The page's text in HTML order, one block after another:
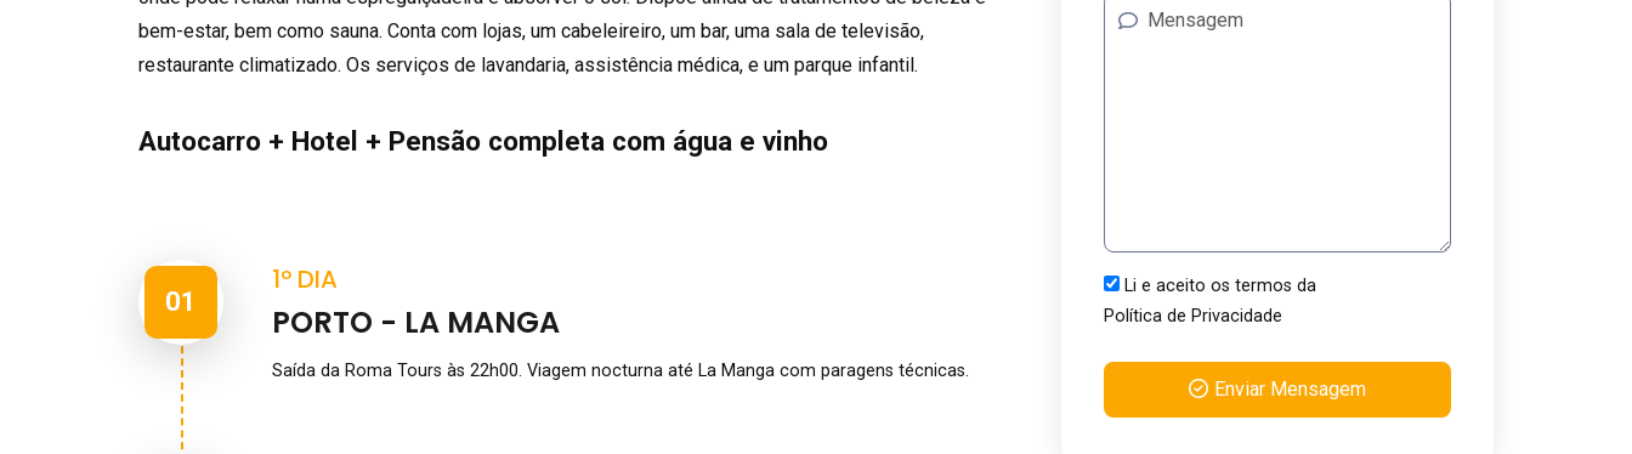
bem-estar, bem como sauna. Conta com lojas, um cabeleireiro, um bar, uma sala de televisão,
restaurante climatizado. Os serviços de lavandaria, assistência médica, e um parque infantil.
Autocarro + Hotel + Pensão completa com água e vinho
01
1º DIA
PORTO - LA MANGA
Saída da Roma Tours às 22h00. Viagem nocturna até La Manga com paragens técnicas.
Li e aceito os termos da
Política de Privacidade
Enviar Mensagem